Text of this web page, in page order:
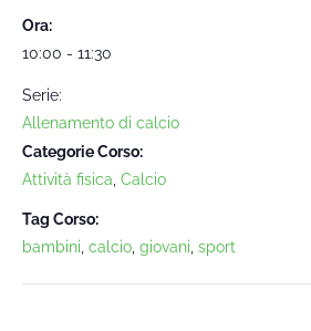
Ora:
10:00 - 11:30
Serie:
Allenamento di calcio
Categorie Corso:
Attività fisica Calcio
Tag Corso:
bambini calcio giovani sport